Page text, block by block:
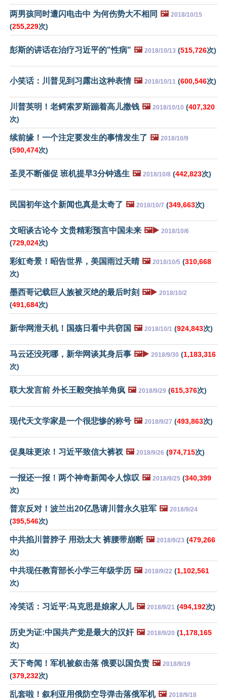
两男孩同时遭闪电击中 为何伤势大不相同 🖼️ 2018/10/15
(255,229次)
彭斯的讲话在治疗习近平的"性病" 🖼️ 2018/10/13 (515,726次)
小笑话：川普见到习露出这种表情 🖼️ 2018/10/11 (600,546次)
川普英明！老鳄索罗斯蹦着高儿撒钱 🖼️ 2018/10/10 (407,320
次)
续前缘！一个注定要发生的事情发生了 🖼️ 2018/10/9
(590,474次)
圣灵不断催促 班机提早3分钟逃生 🖼️ 2018/10/8 (442,823次)
民国初年这个新闻也真是太奇了 🖼️ 2018/10/7 (349,663次)
文昭谈古论今 文贵精彩预言中国未来 🖼️▶️ 2018/10/6
(729,024次)
彩虹奇景！昭告世界，美国雨过天晴 🖼️ 2018/10/5 (310,668
次)
墨西哥记载巨人族被灭绝的最后时刻 🖼️▶️ 2018/10/2
(491,684次)
新华网泄天机！国殇日看中共窃国 🖼️ 2018/10/1 (924,843次)
马云还没死哪，新华网谈其身后事 🖼️▶️ 2018/9/30 (1,183,316
次)
联大发言前 外长王毅突抽羊角疯 🖼️ 2018/9/29 (615,376次)
现代天文学家是一个很悲惨的称号 🖼️ 2018/9/27 (493,863次)
促臭味更浓！习近平致信大裤衩 🖼️ 2018/9/26 (974,715次)
一报还一报！两个神奇新闻令人惊叹 🖼️ 2018/9/25 (340,399
次)
普京反对！波兰出20亿恳请川普永久驻军 🖼️ 2018/9/24
(395,546次)
中共掐川普脖子 用劲太大 裤腰带崩断 🖼️ 2018/9/23 (479,266
次)
中共现任教育部长小学三年级学历 🖼️ 2018/9/22 (1,102,561
次)
冷笑话：习近平:马克思是娘家人儿 🖼️ 2018/9/21 (494,192次)
历史为证:中国共产党是最大的汉奸 🖼️ 2018/9/20 (1,178,165
次)
天下奇闻！军机被叙击落 俄要以国负责 🖼️ 2018/9/19
(379,232次)
乱套啦！叙利亚用俄防空导弹击落俄军机 🖼️ 2018/9/18